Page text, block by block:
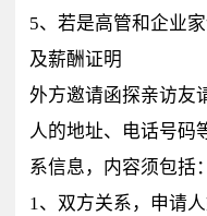
5、若是高管和企业
及薪酬证明
外方邀请函探亲访友
人的地址、电话号码
系信息，内容须包括
1、双方关系，申请